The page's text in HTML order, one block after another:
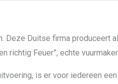
Duitse firma produceert
richtig Feuer”, echte
is er voor iedereen